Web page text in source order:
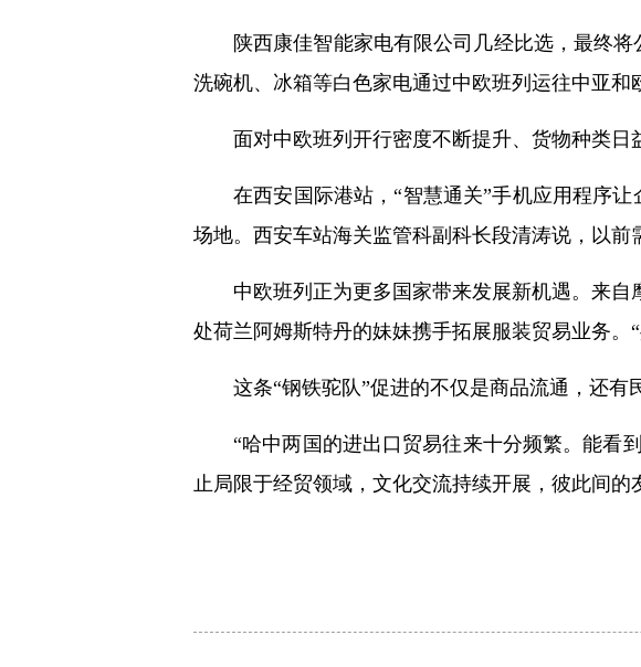
陕西康佳智能家电有限公司几经比选，最终
洗碗机、冰箱等白色家电通过中欧班列运往中亚和
面对中欧班列开行密度不断提升、货物种类
在西安国际港站，“智慧通关”手机应用程序
场地。西安车站海关监管科副科长段清涛说，以
中欧班列正为更多国家带来发展新机遇。来
处荷兰阿姆斯特丹的妹妹携手拓展服装贸易业务。
这条“钢铁驼队”促进的不仅是商品流通，还有
“哈中两国的进出口贸易往来十分频繁。能看
止局限于经贸领域，文化交流持续开展，彼此间的